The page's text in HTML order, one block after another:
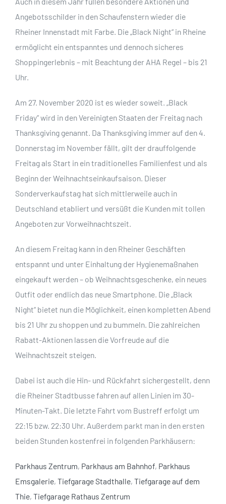
Angebotsschilder in den Schaufenstern wieder die
Rheiner Innenstadt mit Farbe. Die „Black Night“ in Rheine
ermöglicht ein entspanntes und dennoch sicheres
Shoppingerlebnis – mit Beachtung der AHA Regel – bis 21
Uhr.
Am 27. November 2020 ist es wieder soweit. „Black
Friday“ wird in den Vereinigten Staaten der Freitag nach
Thanksgiving genannt. Da Thanksgiving immer auf den 4.
Donnerstag im November fällt, gilt der drauffolgende
Freitag als Start in ein traditionelles Familienfest und als
Beginn der Weihnachtseinkaufsaison. Dieser
Sonderverkaufstag hat sich mittlerweile auch in
Deutschland etabliert und versüßt die Kunden mit tollen
Angeboten zur Vorweihnachtszeit.
An diesem Freitag kann in den Rheiner Geschäften
entspannt und unter Einhaltung der Hygienemaßnahen
eingekauft werden – ob Weihnachtsgeschenke, ein neues
Outfit oder endlich das neue Smartphone. Die „Black
Night“ bietet nun die Möglichkeit, einen kompletten Abend
bis 21 Uhr zu shoppen und zu bummeln. Die zahlreichen
Rabatt-Aktionen lassen die Vorfreude auf die
Weihnachtszeit steigen.
Dabei ist auch die Hin- und Rückfahrt sichergestellt, denn
die Rheiner Stadtbusse fahren auf allen Linien im 30-
Minuten-Takt. Die letzte Fahrt vom Bustreff erfolgt um
22:15 bzw. 22:30 Uhr. Außerdem parkt man in den ersten
beiden Stunden kostenfrei in folgenden Parkhäusern:
Parkhaus Zentrum, Parkhaus am Bahnhof, Parkhaus
Emsgalerie, Tiefgarage Stadthalle, Tiefgarage auf dem
Thie, Tiefgarage Rathaus Zentrum